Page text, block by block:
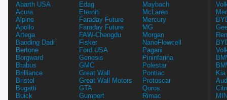
Abarth USA
Acura
Alpine
Apollo
Artega
Baoding Dadi
Bertone
Borgward
Brabus
Brilliance
Bristol
Bugatti
Buick
Edag
Eterniti
Faraday Future
Faraday Future
FAW-Chengdu
Fisker
Ford USA
Genesis
GMC
Great Wall
Great Wall Motors
GTA
Gumpert
Maybach
McLaren
Mercury
MG
Morgan
NanoFlowcell
Pagani
Pininfarina
Polestar
Pontiac
Protoscar
Qoros
Rimac